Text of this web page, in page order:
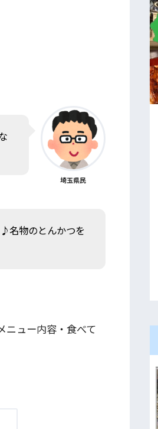
埼玉県民
名物のとんかつを
ニュー内容・食べて